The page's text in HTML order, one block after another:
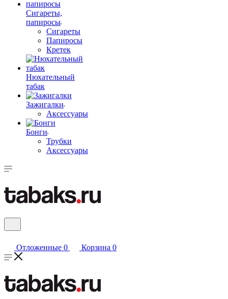
Сигареты,
папиросы
Сигареты
Папиросы
Кретек
Нюхательный
табак
Зажигалки
Аксессуары
Бонги
Трубки
Аксессуары
Отложенные 0 Корзина 0